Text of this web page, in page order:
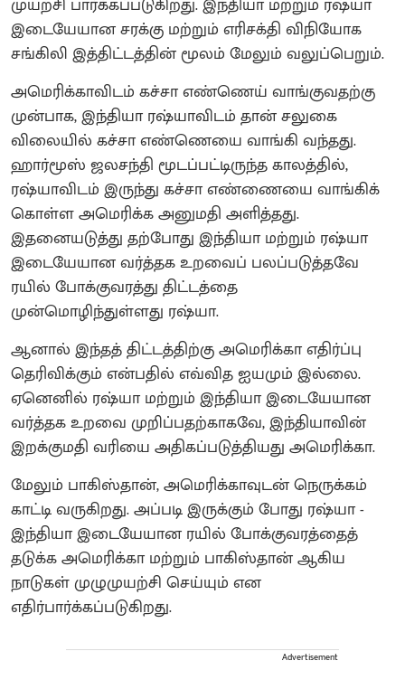
இடையேயான சரக்கு மற்றும் எரிசக்தி விநியோக
சங்கிலி இத்திட்டத்தின் மூலம் மேலும் வலுப்பெறும்.
அமெரிக்காவிடம் கச்சா எண்ணெய் வாங்குவதற்கு
முன்பாக, இந்தியா ரஷ்யாவிடம் தான் சலுகை
விலையில் கச்சா எண்ணெயை வாங்கி வந்தது.
ஹார்மூஸ் ஜலசந்தி மூடப்பட்டிருந்த காலத்தில்,
ரஷ்யாவிடம் இருந்து கச்சா எண்ணையை வாங்கிக்
கொள்ள அமெரிக்க அனுமதி அளித்தது.
இதனையடுத்து தற்போது இந்தியா மற்றும் ரஷ்யா
இடையேயான வர்த்தக உறவைப் பலப்படுத்தவே
ரயில் போக்குவரத்து திட்டத்தை
முன்மொழிந்துள்ளது ரஷ்யா.
ஆனால் இந்தத் திட்டத்திற்கு அமெரிக்கா எதிர்ப்பு
தெரிவிக்கும் என்பதில் எவ்வித ஐயமும் இல்லை.
ஏனெனில் ரஷ்யா மற்றும் இந்தியா இடையேயான
வர்த்தக உறவை முறிப்பதற்காகவே, இந்தியாவின்
இறக்குமதி வரியை அதிகப்படுத்தியது அமெரிக்கா.
மேலும் பாகிஸ்தான், அமெரிக்காவுடன் நெருக்கம்
காட்டி வருகிறது. அப்படி இருக்கும் போது ரஷ்யா -
இந்தியா இடையேயான ரயில் போக்குவரத்தைத்
தடுக்க அமெரிக்கா மற்றும் பாகிஸ்தான் ஆகிய
நாடுகள் முழுமுயற்சி செய்யும் என
எதிர்பார்க்கப்படுகிறது.
Advertisement